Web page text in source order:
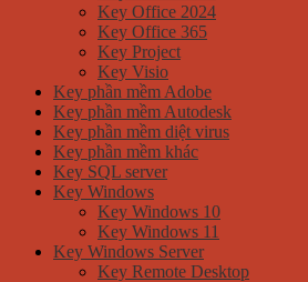
Key Office 2024
Key Office 365
Key Project
Key Visio
Key phần mềm Adobe
Key phần mềm Autodesk
Key phần mềm diệt virus
Key phần mềm khác
Key SQL server
Key Windows
Key Windows 10
Key Windows 11
Key Windows Server
Key Remote Desktop